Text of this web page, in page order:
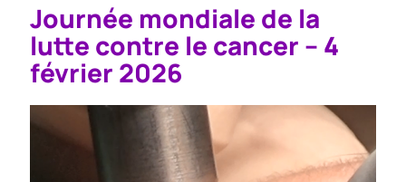
Journée mondiale de la
lutte contre le cancer – 4
février 2026